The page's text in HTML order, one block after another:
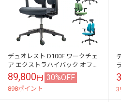
デュオレスト D100F ワークチェ
ア エクストラハイバック オフィ
スチェア パソコンチェア ゲーミ
ングチェア 肘付き ヘッドレス...
89,800円 30%OFF
898ポイント